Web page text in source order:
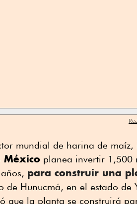
mundial de harina de maíz,
México planea invertir 1,500
para construir una
de Hunucmá, en el estado de
que la planta se construirá